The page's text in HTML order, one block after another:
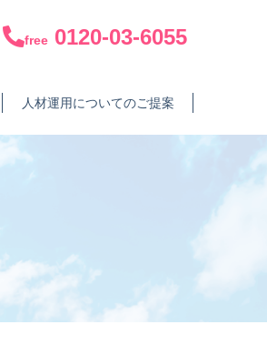
free 0120-03-6055
人材運用についてのご提案